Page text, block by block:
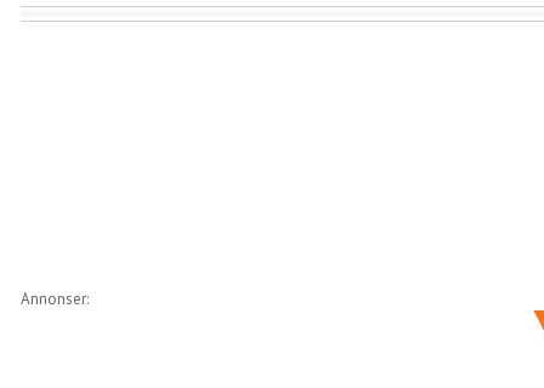
Annonser: